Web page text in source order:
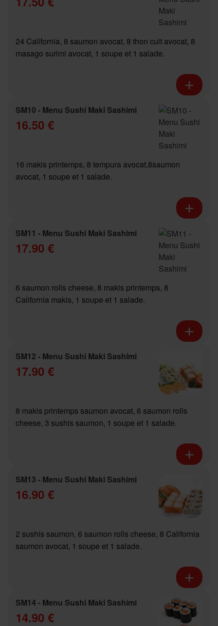
24 California, 8 saumon avocat, 8 thon cuit avocat, 8
masago surimi avocat, 1 soupe et 1 salade.
SM10 - Menu Sushi Maki Sashimi
16.50 €
16 makis printemps, 8 tempura avocat,8saumon
avocat, 1 soupe et 1 salade.
SM11 - Menu Sushi Maki Sashimi
17.90 €
6 saumon rolls cheese, 8 makis printemps, 8
California makis, 1 soupe et 1 salade.
SM12 - Menu Sushi Maki Sashimi
17.90 €
8 makis printemps saumon avocat, 6 saumon rolls
cheese, 3 sushis saumon, 1 soupe et 1 salade.
SM13 - Menu Sushi Maki Sashimi
16.90 €
2 sushis saumon, 6 saumon rolls cheese, 8 California
saumon avocat, 1 soupe et 1 salade.
SM14 - Menu Sushi Maki Sashimi
14.90 €